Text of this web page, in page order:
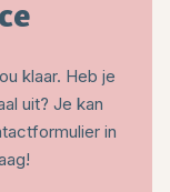
klaar. Heb je
uit? Je kan
in